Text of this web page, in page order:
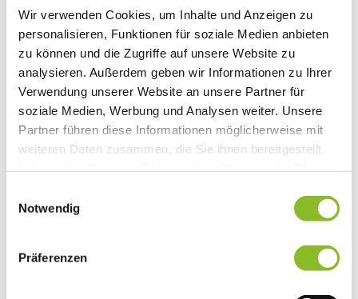
Wir verwenden Cookies, um Inhalte und Anzeigen zu
personalisieren, Funktionen für soziale Medien anbieten
zu können und die Zugriffe auf unsere Website zu
analysieren. Außerdem geben wir Informationen zu Ihrer
Verwendung unserer Website an unsere Partner für
soziale Medien, Werbung und Analysen weiter. Unsere
Partner führen diese Informationen möglicherweise mit
weiteren Daten zusammen, die Sie ihnen bereitgestellt
Notwendig
Präferenzen
Vereinsleben
Vereinsservice
Liste der Frastanzer Vereine
Veranstaltungen
Veranstaltungskalender
Wirtschaft
Unternehmen & Standort
Nahversorgerliste
Betriebe
Wirtschaftsstandort Frastanz
Gemeindeentwicklung
Wige Frastanz